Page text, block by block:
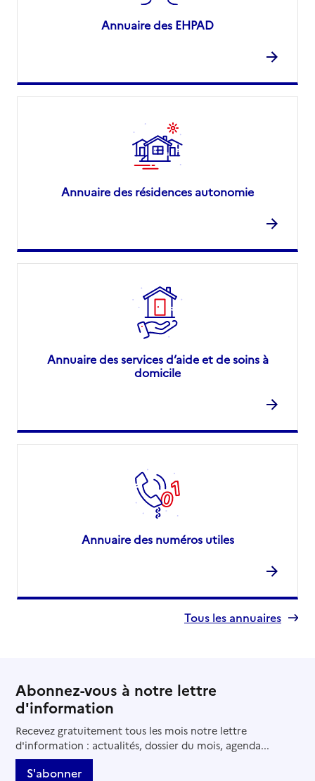
Annuaire des EHPAD
Annuaire des résidences autonomie
Annuaire des services d’aide et de soins à
domicile
Annuaire des numéros utiles
Tous les annuaires
Abonnez-vous à notre lettre
d'information
Recevez gratuitement tous les mois notre lettre
d'information : actualités, dossier du mois, agenda...
S'abonner